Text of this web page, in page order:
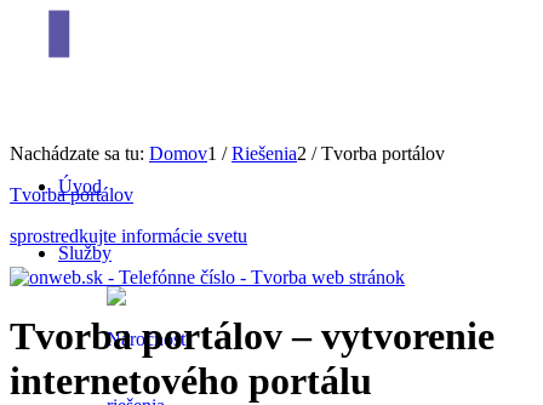
Úvod
Služby
Nachádzate sa tu: Domov1 / Riešenia2 / Tvorba portálov
Tvorba portálov
sprostredkujte informácie svetu
Tvorba portálov – vytvorenie
internetového portálu